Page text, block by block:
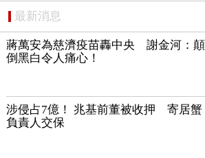
最新消息
蔣萬安為慈濟疫苗轟中央 謝金河：顛
倒黑白令人痛心！
涉侵占7億！ 兆基前董被收押 寄居蟹
負責人交保